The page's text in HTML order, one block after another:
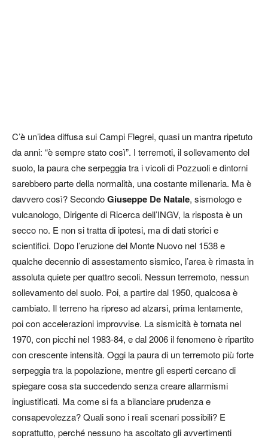
C’è un’idea diffusa sui Campi Flegrei, quasi un mantra ripetuto
da anni: “è sempre stato così”. I terremoti, il sollevamento del
suolo, la paura che serpeggia tra i vicoli di Pozzuoli e dintorni
sarebbero parte della normalità, una costante millenaria. Ma è
davvero così? SecondoGiuseppe De Natale, sismologo e
vulcanologo, Dirigente di Ricerca dell’INGV, la risposta è un
secco no. E non si tratta di ipotesi, ma di dati storici e
scientifici. Dopo l’eruzione del Monte Nuovo nel 1538 e
qualche decennio di assestamento sismico, l’area è rimasta in
assoluta quiete per quattro secoli. Nessun terremoto, nessun
sollevamento del suolo. Poi, a partire dal 1950, qualcosa è
cambiato. Il terreno ha ripreso ad alzarsi, prima lentamente,
poi con accelerazioni improvvise. La sismicità è tornata nel
1970, con picchi nel 1983-84, e dal 2006 il fenomeno è ripartito
con crescente intensità. Oggi la paura di un terremoto più forte
serpeggia tra la popolazione, mentre gli esperti cercano di
spiegare cosa sta succedendo senza creare allarmismi
ingiustificati. Ma come si fa a bilanciare prudenza e
consapevolezza? Quali sono i reali scenari possibili? E
soprattutto, perché nessuno ha ascoltato gli avvertimenti